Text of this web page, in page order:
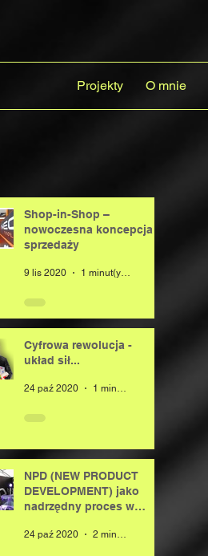
Projekty O mnie
Shop-in-Shop –
nowoczesna koncepcja
sprzedaży
9 lis 2020 1 minut(y) czytania
Cyfrowa rewolucja -
układ sił...
24 paź 2020 1 minut(y) czytania
NPD (NEW PRODUCT
DEVELOPMENT) jako
nadrzędny proces w
24 paź 2020 2 minut(y) czytania